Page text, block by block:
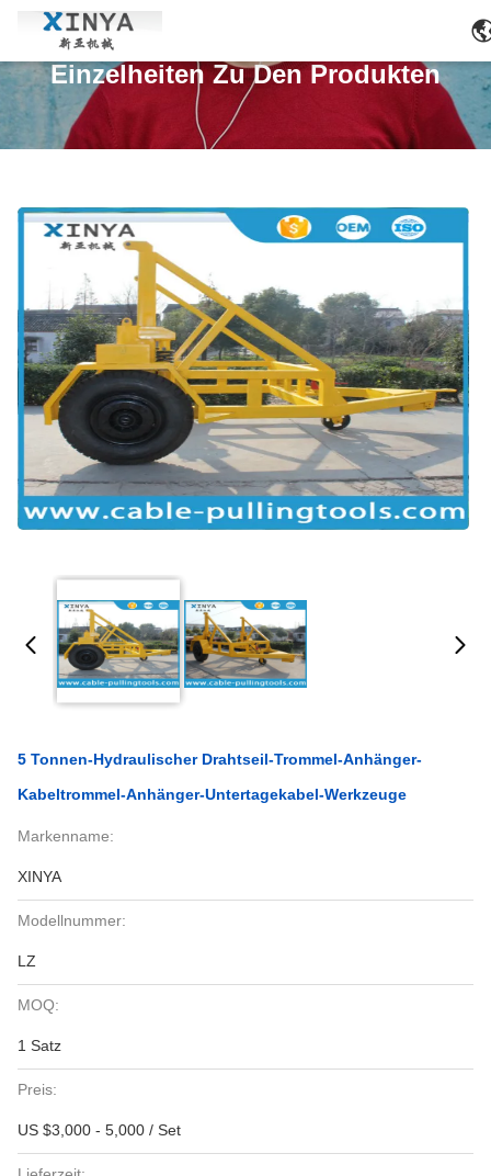
Einzelheiten Zu Den Produkten
5 Tonnen-Hydraulischer Drahtseil-Trommel-Anhänger-
Kabeltrommel-Anhänger-Untertagekabel-Werkzeuge
Markenname:
XINYA
Modellnummer:
LZ
MOQ:
1 Satz
Preis:
US $3,000 - 5,000 / Set